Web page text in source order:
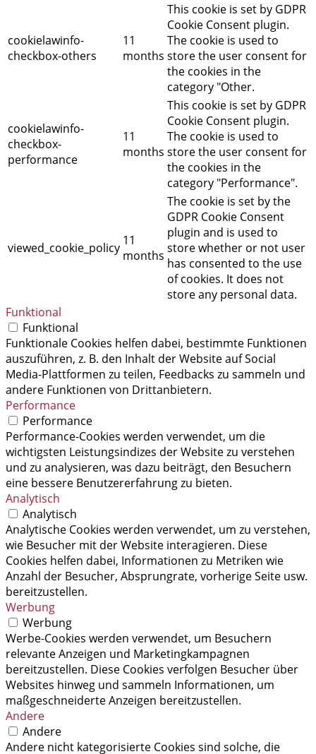
cookielawinfo-
checkbox-others
11
months
This cookie is set by GDPR
Cookie Consent plugin.
The cookie is used to
store the user consent for
the cookies in the
category "Other.
cookielawinfo-
checkbox-
performance
11
months
This cookie is set by GDPR
Cookie Consent plugin.
The cookie is used to
store the user consent for
the cookies in the
category "Performance".
viewed_cookie_policy 11
months
The cookie is set by the
GDPR Cookie Consent
plugin and is used to
store whether or not user
has consented to the use
of cookies. It does not
store any personal data.
Funktional
Funktional
Funktionale Cookies helfen dabei, bestimmte Funktionen
auszuführen, z. B. den Inhalt der Website auf Social
Media-Plattformen zu teilen, Feedbacks zu sammeln und
andere Funktionen von Drittanbietern.
Performance
Performance
Performance-Cookies werden verwendet, um die
wichtigsten Leistungsindizes der Website zu verstehen
und zu analysieren, was dazu beiträgt, den Besuchern
eine bessere Benutzererfahrung zu bieten.
Analytisch
Analytisch
Analytische Cookies werden verwendet, um zu verstehen,
wie Besucher mit der Website interagieren. Diese
Cookies helfen dabei, Informationen zu Metriken wie
Anzahl der Besucher, Absprungrate, vorherige Seite usw.
bereitzustellen.
Werbung
Werbung
Werbe-Cookies werden verwendet, um Besuchern
relevante Anzeigen und Marketingkampagnen
bereitzustellen. Diese Cookies verfolgen Besucher über
Websites hinweg und sammeln Informationen, um
maßgeschneiderte Anzeigen bereitzustellen.
Andere
Andere
Andere nicht kategorisierte Cookies sind solche, die